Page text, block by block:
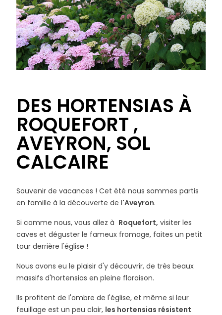
DES HORTENSIAS À
ROQUEFORT ,
AVEYRON, SOL
CALCAIRE
Souvenir de vacances ! Cet été nous sommes partis
en famille à la découverte de l'Aveyron.
Si comme nous, vous allez à Roquefort, visiter les
caves et déguster le fameux fromage, faites un petit
tour derrière l'église !
Nous avons eu le plaisir d'y découvrir, de très beaux
massifs d'hortensias en pleine floraison.
Ils profitent de l'ombre de l'église, et même si leur
feuillage est un peu clair, les hortensias résistent